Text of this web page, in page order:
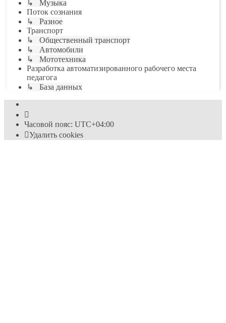
↳ Музыка
Поток сознания
↳ Разное
Транспорт
↳ Общественный транспорт
↳ Автомобили
↳ Мототехника
Разработка автоматизированного рабочего места
педагога
↳ База данных
Часовой пояс: UTC+04:00
Удалить cookies